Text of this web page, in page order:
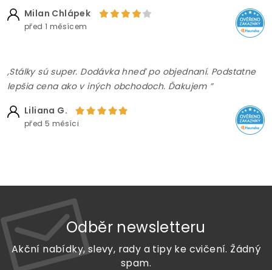
Milan Chlápek
před 1 měsícem
,Stálky sú super. Dodávka hneď po objednaní. Podstatne
lepšia cena ako v iných obchodoch. Ďakujem ”
Liliana G.
před 5 měsíci
Odběr newsletteru
Akční nabídky, slevy, rady a tipy ke cvičení. Žádný
spam.